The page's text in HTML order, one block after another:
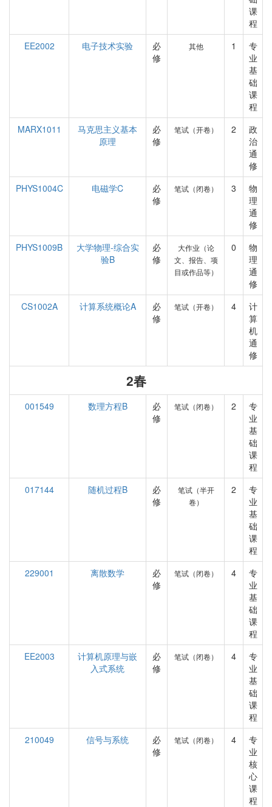
课
程
EE2002
电子技术实验
必
修
其他 1
专
业
基
础
课
程
MARX1011
马克思主义基本
原理
必
修
笔试（开卷） 2
政
治
通
修
PHYS1004C
电磁学C
必
修
笔试（闭卷） 3
物
理
通
修
PHYS1009B
大学物理-综合实
验B
必
修
大作业（论
文、报告、项
目或作品等）
0
物
理
通
修
CS1002A
计算系统概论A
必
修
笔试（开卷） 4
计
算
机
通
修
2春
001549 数理方程B
必
修
笔试（闭卷） 2
专
业
基
础
课
程
017144
随机过程B
必
修
笔试（半开
卷）
2
专
业
基
础
课
程
229001
离散数学
必
修
笔试（闭卷） 4
专
业
基
础
课
程
EE2003
计算机原理与嵌
入式系统
必
修
笔试（闭卷） 4
专
业
基
础
课
程
210049
信号与系统
必
修
笔试（闭卷） 4
专
业
核
心
课
程